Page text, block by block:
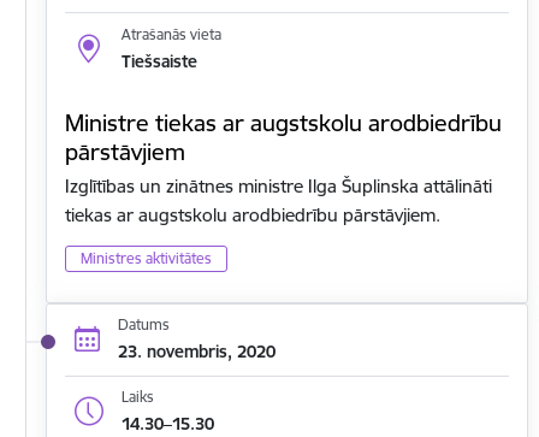
Atrašanās vieta
Tiešsaiste
Ministre tiekas ar augstskolu arodbiedrību
pārstāvjiem
Izglītības un zinātnes ministre Ilga Šuplinska attālināti
tiekas ar augstskolu arodbiedrību pārstāvjiem.
Ministres aktivitātes
Datums
23. novembris, 2020
Laiks
14.30–15.30